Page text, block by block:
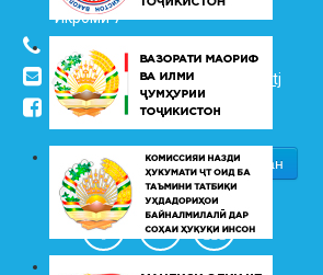
Икромӣ 7
(+992 37) 2217352
info@vhk.tj
info@ombudsman.tj
/kudakon